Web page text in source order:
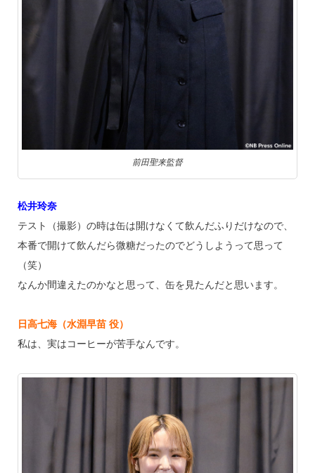
前田聖来監督
松井玲奈
テスト（撮影）の時は缶は開けなくて飲んだふりだけなので、
本番で開けて飲んだら微糖だったのでどうしようって思って
（笑）
なんか間違えたのかなと思って、缶を見たんだと思います。
日高七海（水淵早苗 役）
私は、実はコーヒーが苦手なんです。